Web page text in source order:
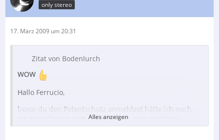
only stereo
17. März 2009 um 20:31
Zitat von Bodenlurch
WOW
Hallo Ferrucio,
bevor du den Patentschutz anmeldest hätte ich noch
ein paar Fragen. Hab ich nicht vor, also viel Spass...
Alles anzeigen